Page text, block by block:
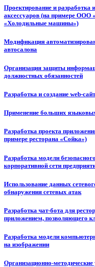
Проектирование и разработка
аксессуаров (на примере ООО
«Холодильные машины»)
Модификация
автосалона
Организация защиты
должностных обязанностей
Разработка и создание web-
Применение больших
Разработка проекта
примере ресторана «Сойка»)
Разработка модели
корпоративной сети
Использование данных
обнаружения сетевых атак
Разработка чат-бота для
приложением, позволяющего
Разработка модели
на изображении
Организационно-